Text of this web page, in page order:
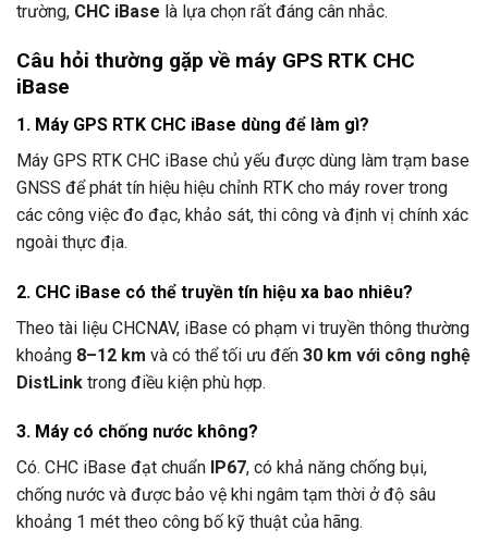
trường, CHC iBase là lựa chọn rất đáng cân nhắc.
Câu hỏi thường gặp về máy GPS RTK CHC
iBase
1. Máy GPS RTK CHC iBase dùng để làm gì?
Máy GPS RTK CHC iBase chủ yếu được dùng làm trạm base
GNSS để phát tín hiệu hiệu chỉnh RTK cho máy rover trong
các công việc đo đạc, khảo sát, thi công và định vị chính xác
ngoài thực địa.
2. CHC iBase có thể truyền tín hiệu xa bao nhiêu?
Theo tài liệu CHCNAV, iBase có phạm vi truyền thông thường
khoảng 8–12 km và có thể tối ưu đến 30 km với công nghệ
DistLink trong điều kiện phù hợp.
3. Máy có chống nước không?
Có. CHC iBase đạt chuẩn IP67, có khả năng chống bụi,
chống nước và được bảo vệ khi ngâm tạm thời ở độ sâu
khoảng 1 mét theo công bố kỹ thuật của hãng.